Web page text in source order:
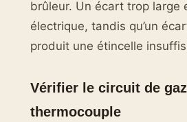
brûleur. Un écart trop large
électrique, tandis qu’un
produit une étincelle
Vérifier le circuit de
thermocouple